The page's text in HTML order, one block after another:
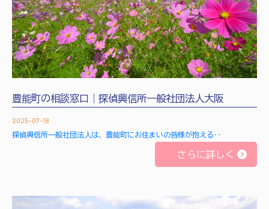
豊能町の相談窓口｜探偵興信所一般社団法人大阪
2025-07-18
探偵興信所一般社団法人は、豊能町にお住まいの皆様が抱える‥
さらに詳しく